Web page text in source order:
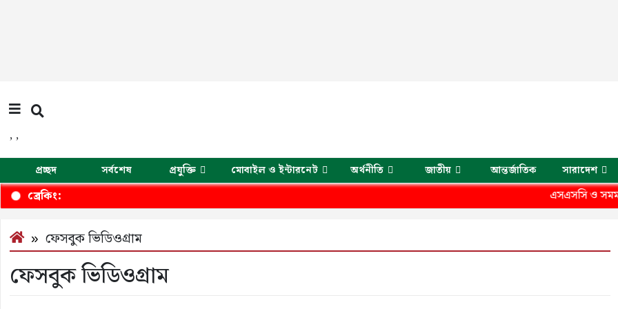
, ,
প্রচ্ছদ সর্বশেষ প্রযুক্তি মোবাইল ও ইন্টারনেট অর্থনীতি জাতীয় আন্তর্জাতিক সারাদেশ
ব্রেকিং: এসএসসি ও
ফেসবুক ভিডিওগ্রাম
ফেসবুক ভিডিওগ্রাম